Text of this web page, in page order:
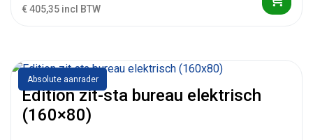
€ 405,35 incl BTW
Absolute aanrader
Edition zit-sta bureau elektrisch
(160×80)